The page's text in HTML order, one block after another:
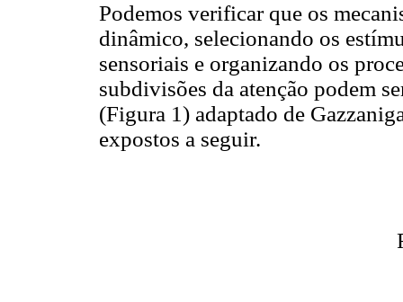
Podemos verificar que os
dinâmico, selecionando os
sensoriais e organizando os
subdivisões da atenção podem
(Figura 1) adaptado de
expostos a seguir.